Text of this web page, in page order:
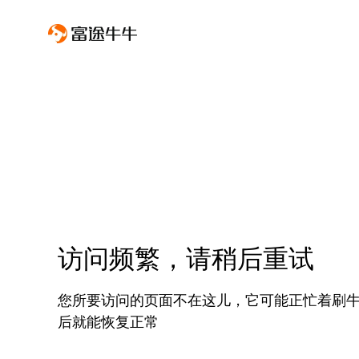
访问频繁，请稍后重试
您所要访问的页面不在这儿，它可能正忙着刷
后就能恢复正常